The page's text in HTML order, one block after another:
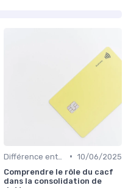
• 10/06/2025
Comprendre le rôle du cacf
dans la consolidation de